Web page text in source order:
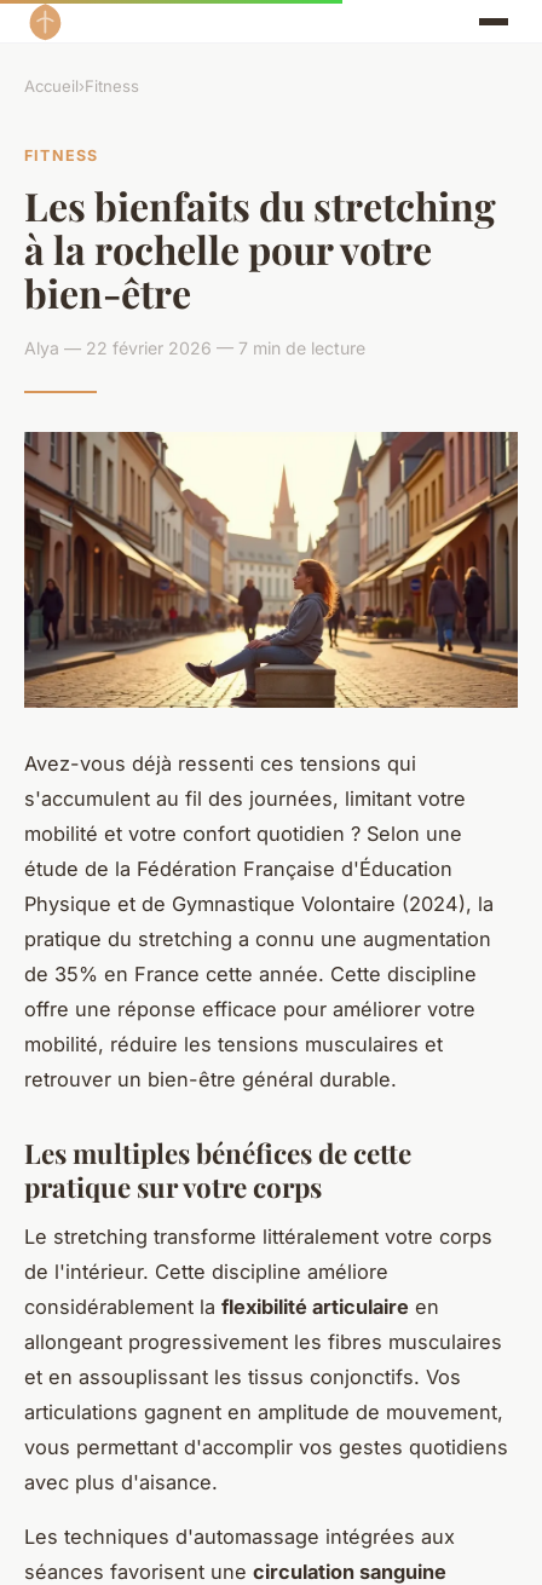
Accueil›Fitness
FITNESS
Les bienfaits du stretching
à la rochelle pour votre
bien-être
Alya — 22 février 2026 — 7 min de lecture
Avez-vous déjà ressenti ces tensions qui
s'accumulent au fil des journées, limitant votre
mobilité et votre confort quotidien ? Selon une
étude de la Fédération Française d'Éducation
Physique et de Gymnastique Volontaire (2024), la
pratique du stretching a connu une augmentation
de 35% en France cette année. Cette discipline
offre une réponse efficace pour améliorer votre
mobilité, réduire les tensions musculaires et
retrouver un bien-être général durable.
Les multiples bénéfices de cette
pratique sur votre corps
Le stretching transforme littéralement votre corps
de l'intérieur. Cette discipline améliore
considérablement la flexibilité articulaire en
allongeant progressivement les fibres musculaires
et en assouplissant les tissus conjonctifs. Vos
articulations gagnent en amplitude de mouvement,
vous permettant d'accomplir vos gestes quotidiens
avec plus d'aisance.
Les techniques d'automassage intégrées aux
séances favorisent une circulation sanguine